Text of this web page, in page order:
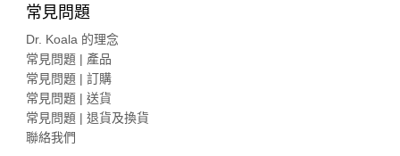
常見問題
Dr. Koala 的理念
常見問題 | 產品
常見問題 | 訂購
常見問題 | 送貨
常見問題 | 退貨及換貨
聯絡我們